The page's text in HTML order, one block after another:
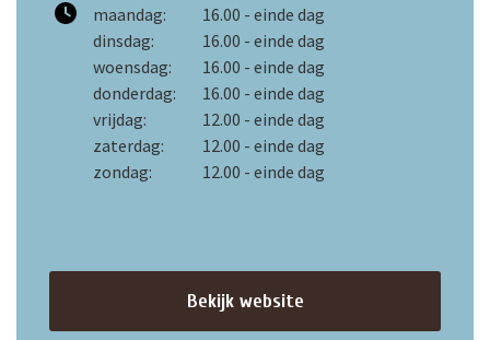
maandag:
16.00 - einde dag
dinsdag:
16.00 - einde dag
woensdag:
16.00 - einde dag
donderdag:
16.00 - einde dag
vrijdag:
12.00 - einde dag
zaterdag:
12.00 - einde dag
zondag:
12.00 - einde dag
Bekijk website